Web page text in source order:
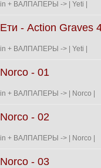
in + ВАЛПАПЕРЫ -> | Yeti |
Ети - Action Graves
in + ВАЛПАПЕРЫ -> | Yeti |
Norco - 01
in + ВАЛПАПЕРЫ -> | Norco |
Norco - 02
in + ВАЛПАПЕРЫ -> | Norco |
Norco - 03